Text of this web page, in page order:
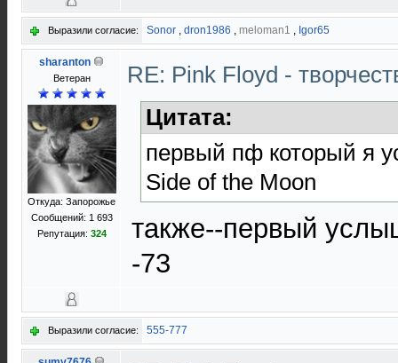
Выразили согласие: Sonor , dron1986 , meloman1 , Igor65
sharanton
Ветеран
Откуда: Запорожье
Сообщений: 1 693
Репутация: 324
RE: Pink Floyd -
Цитата:
первый пф который я
Side of the Moon
также--первый
-73
Выразили согласие: 555-777